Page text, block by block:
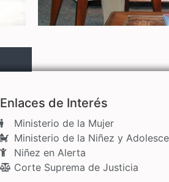
Enlaces de Interés
Ministerio de la Mujer
Ministerio de la Niñez y
Niñez en Alerta
Corte Suprema de Justicia